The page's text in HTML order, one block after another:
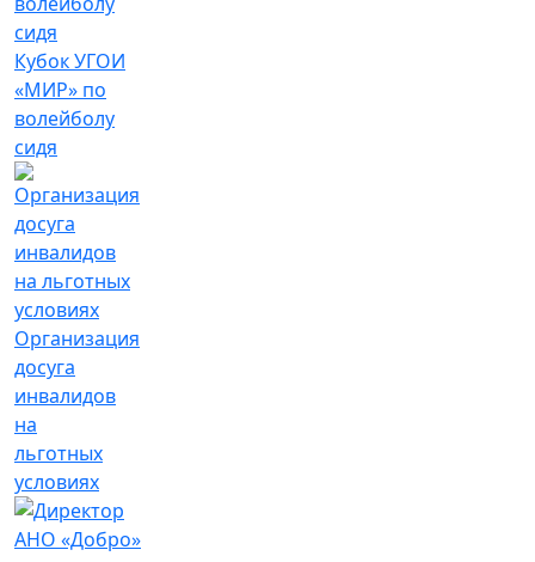
Кубок УГОИ
«МИР» по
волейболу
сидя
Организация
досуга
инвалидов
на
льготных
условиях